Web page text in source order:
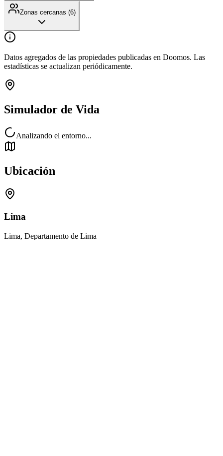
Zonas cercanas (6)
Datos agregados de las propiedades publicadas en Doomos. Las
estadísticas se actualizan periódicamente.
Simulador de Vida
Analizando el entorno...
Ubicación
Lima
Lima, Departamento de Lima